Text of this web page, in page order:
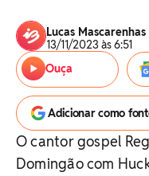
Lucas Mascarenhas
13/11/2023 às 6:51
Ouça
Adicionar como
O cantor gospel
Domingão com